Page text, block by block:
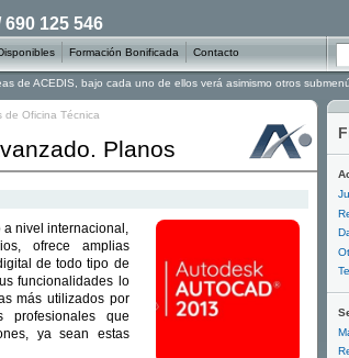
de Oficina Técnica
Planos
a nivel internacional,
ofrece amplias
de todo tipo de
funcionalidades lo
más utilizados por
profesionales que
ya sean estas
125 546
Formación Bonificada Contacto
de ACEDIS, bajo cada uno de ellos verá asimismo otros